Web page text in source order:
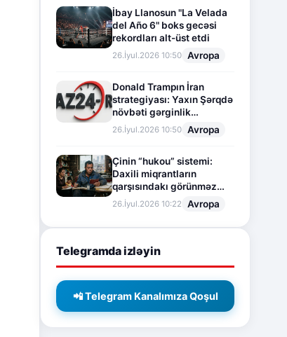
İbay Llanosun "La Velada
del Año 6" boks gecəsi
rekordları alt-üst etdi
26.İyul.2026 10:50 Avropa
Donald Trampın İran
strategiyası: Yaxın Şərqdə
növbəti gərginlik
mərhələsi
26.İyul.2026 10:50 Avropa
Çinin “hukou” sistemi:
Daxili miqrantların
qarşısındakı görünməz
sədd
26.İyul.2026 10:22 Avropa
Telegramda izləyin
📲 Telegram Kanalımıza Qoşul